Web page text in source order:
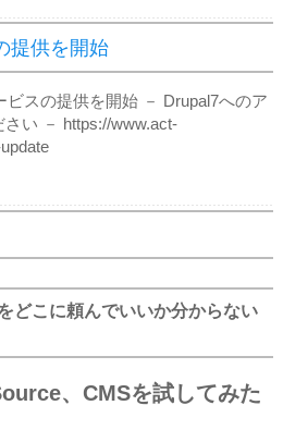
提供を開始
ビスの提供を開始 － Drupal7へのア
い － https://www.act-
どこに頼んでいいか分からない
、CMSを試してみた